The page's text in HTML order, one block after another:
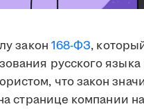
закон 168-ФЗ,
русского
что закон
странице компании